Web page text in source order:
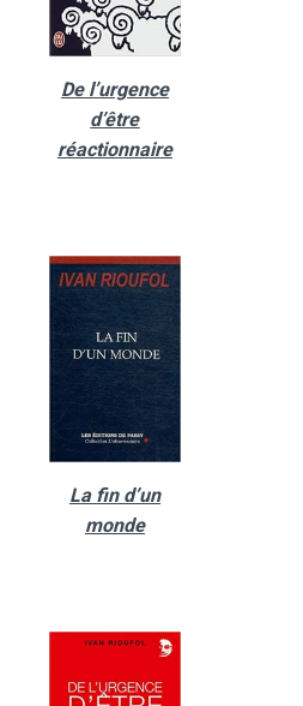
De l’urgence
d’être
réactionnaire
La fin d’un
monde